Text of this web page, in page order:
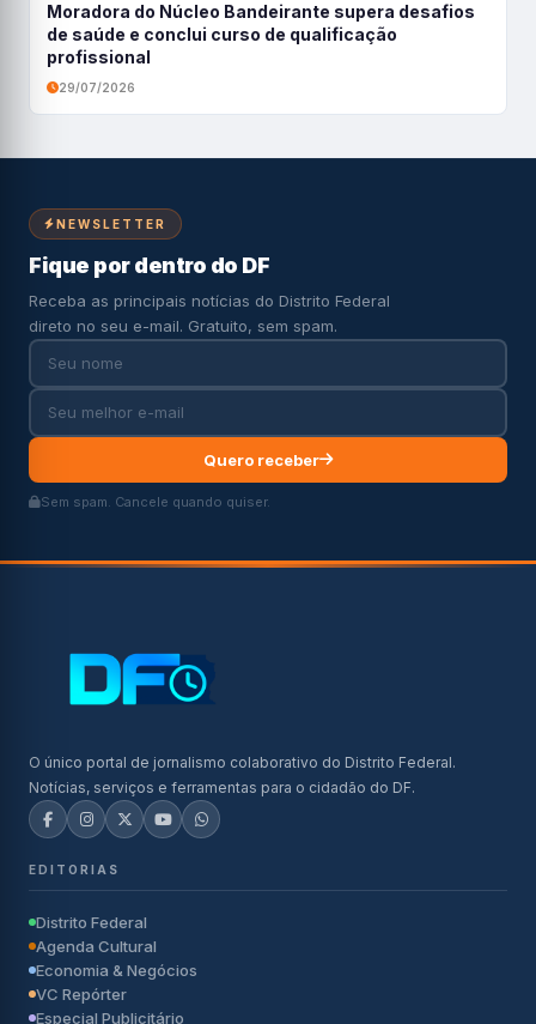
Moradora do Núcleo Bandeirante supera desafios
de saúde e conclui curso de qualificação
profissional
29/07/2026
NEWSLETTER
Fique por dentro do DF
Receba as principais notícias do Distrito Federal
direto no seu e-mail. Gratuito, sem spam.
Quero receber
Sem spam. Cancele quando quiser.
O único portal de jornalismo colaborativo do Distrito Federal.
Notícias, serviços e ferramentas para o cidadão do DF.
EDITORIAS
Distrito Federal
Agenda Cultural
Economia & Negócios
VC Repórter
Especial Publicitário